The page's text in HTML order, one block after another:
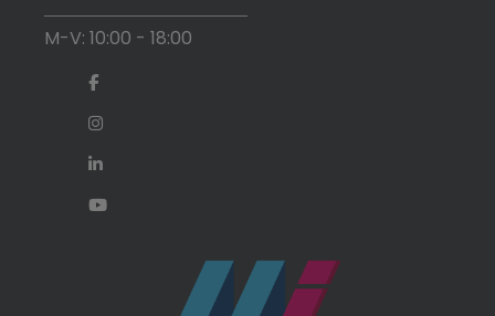
M-V: 10:00 - 18:00